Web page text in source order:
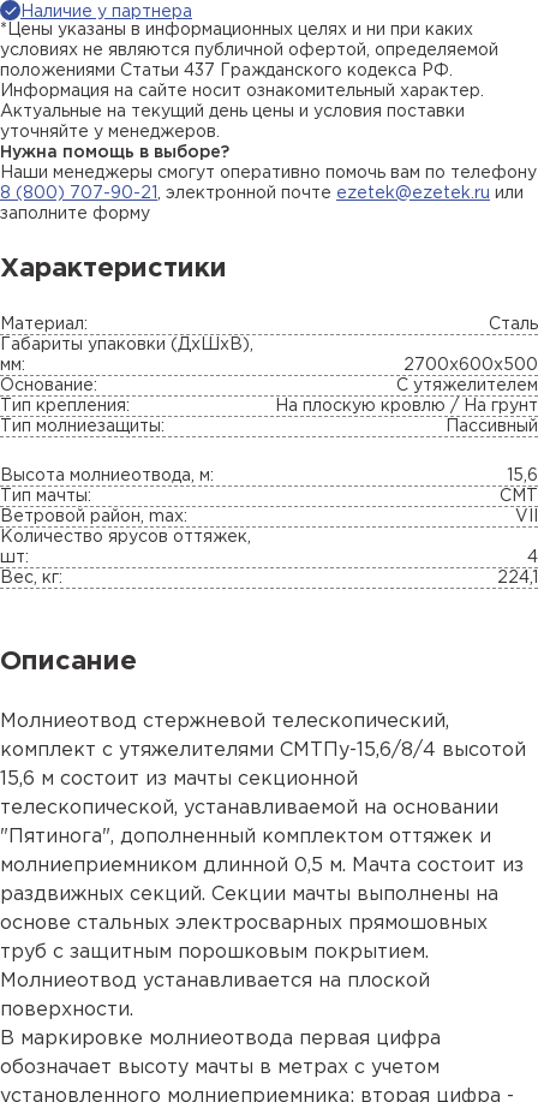
Наличие у партнера
*Цены указаны в информационных целях и ни при каких
условиях не являются публичной офертой, определяемой
положениями Статьи 437 Гражданского кодекса РФ.
Информация на сайте носит ознакомительный характер.
Актуальные на текущий день цены и условия поставки
уточняйте у менеджеров.
Нужна помощь в выборе?
Наши менеджеры смогут оперативно помочь вам по телефону
8 (800) 707-90-21
, электронной почте ezetek@ezetek.ru или
заполните форму
Характеристики
Материал:
Сталь
Габариты упаковки (ДхШхВ),
мм:
2700х600х500
Основание:
С утяжелителем
Тип крепления:
На плоскую кровлю / На грунт
Тип молниезащиты:
Пассивный
Высота молниеотвода, м:
15,6
Тип мачты:
СМТ
Ветровой район, max:
VII
Количество ярусов оттяжек,
шт:
4
Вес, кг:
224,1
Описание
Молниеотвод стержневой телескопический,
комплект с утяжелителями СМТПу-15,6/8/4 высотой
15,6 м состоит из мачты секционной
телескопической, устанавливаемой на основании
"Пятинога", дополненный комплектом оттяжек и
молниеприемником длинной 0,5 м. Мачта состоит из
раздвижных секций. Секции мачты выполнены на
основе стальных электросварных прямошовных
труб с защитным порошковым покрытием.
Молниеотвод устанавливается на плоской
поверхности.
В маркировке молниеотвода первая цифра
обозначает высоту мачты в метрах с учетом
установленного молниеприемника; вторая цифра -